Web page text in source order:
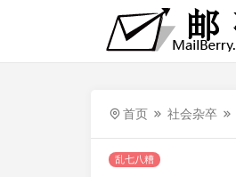
首页 社会杂卒
乱七八糟